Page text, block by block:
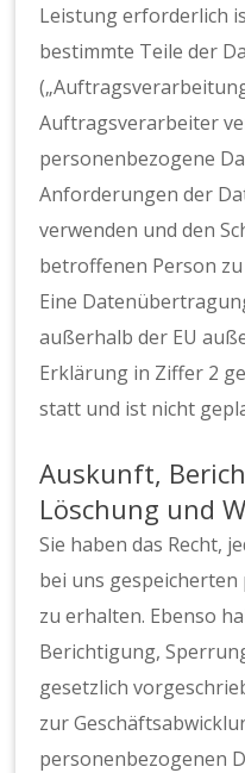
Leistung erforderlich
bestimmte Teile der
Auftragsverarbeiter
personenbezogene
Anforderungen der
verwenden und den
betroffenen Person
Eine
außerhalb der EU
Erklärung in Ziffer 2
statt und ist nicht
Auskunft,
Löschung und
Sie haben das Recht,
bei uns
zu erhalten. Ebenso
Berichtigung,
gesetzlich
zur
personenbezogenen